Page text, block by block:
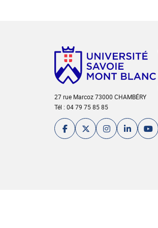
27 rue Marcoz 73000 CHAMBÉRY
Tél : 04 79 75 85 85